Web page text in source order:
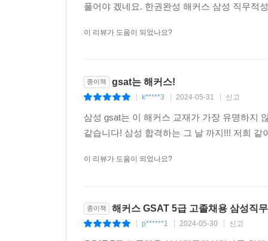
풀어야 겠네요. 한권완성 해커스 삼성 직무적
이 리뷰가 도움이 되었나요?
종이책 gsat는 해커스!
k*****3 2024-05-31 신고
삼성 gsat는 이 해커스 교재가 가장 유명하지
같습니다! 삼성 합격하는 그 날 까지!!! 저희
이 리뷰가 도움이 되었나요?
종이책 해커스 GSAT 5급 고졸채용 삼성직
p******1 2024-05-30 신고